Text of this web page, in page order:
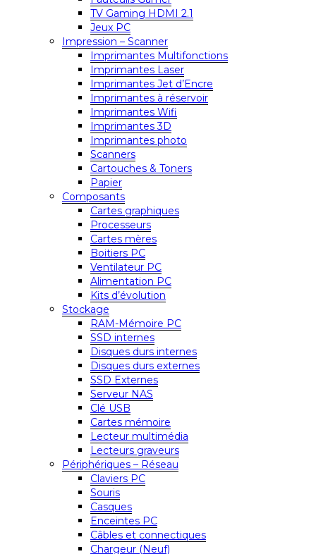
TV Gaming HDMI 2.1
Jeux PC
Impression – Scanner
Imprimantes Multifonctions
Imprimantes Laser
Imprimantes Jet d’Encre
Imprimantes à réservoir
Imprimantes Wifi
Imprimantes 3D
Imprimantes photo
Scanners
Cartouches & Toners
Papier
Composants
Cartes graphiques
Processeurs
Cartes mères
Boitiers PC
Ventilateur PC
Alimentation PC
Kits d’évolution
Stockage
RAM-Mémoire PC
SSD internes
Disques durs internes
Disques durs externes
SSD Externes
Serveur NAS
Clé USB
Cartes mémoire
Lecteur multimédia
Lecteurs graveurs
Périphériques – Réseau
Claviers PC
Souris
Casques
Enceintes PC
Câbles et connectiques
Chargeur (Neuf)